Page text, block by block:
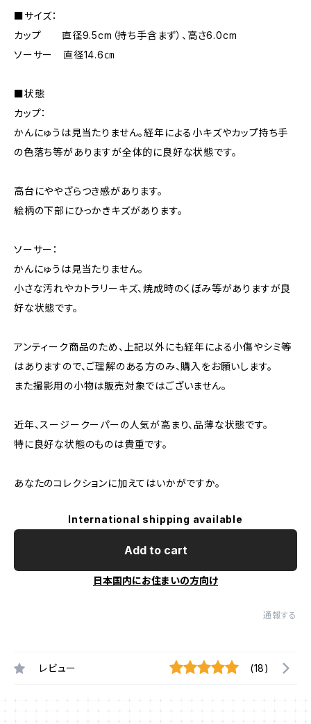
■サイズ：
カップ 直径9.5cm（持ち手含まず）、高さ6.0cm
ソーサー 直径14.6㎝
■状態
カップ：
かんにゅうは見当たりません。経年による小キズやカップ持ち手
の色落ち等がありますが全体的に良好な状態です。
高台にややざらつき感があります。
絵柄の下部にひっかきキズがあります。
ソーサー：
かんにゅうは見当たりません。
小さな汚れやカトラリーキズ、焼成時のくぼみ等がありますが良
好な状態です。
アンティーク商品のため、上記以外にも経年による小傷やシミ等
はありますので、ご理解のある方のみ、購入をお願いします。
また撮影用の小物は販売対象ではございません。
近年、スージークーパーの人気が高まり、品薄な状態です。
特に良好な状態のものは貴重です。
あなたのコレクションに加えてはいかがですか。
International shipping available
Add to cart
日本国内にお住まいの方向け
通報する
レビュー (18)